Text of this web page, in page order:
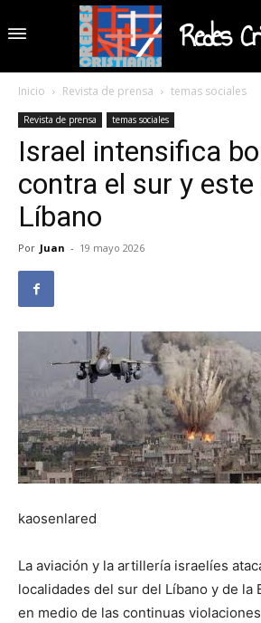
Redes
Inicio Revista de prensa temas sociales
Revista de prensa temas sociales
Israel intensifica
contra el sur y este
Líbano
Por Juan - 19 mayo 2026
kaosenlared
La aviación y la artillería israelíes
localidades del sur del Líbano y de la
en medio de las continuas